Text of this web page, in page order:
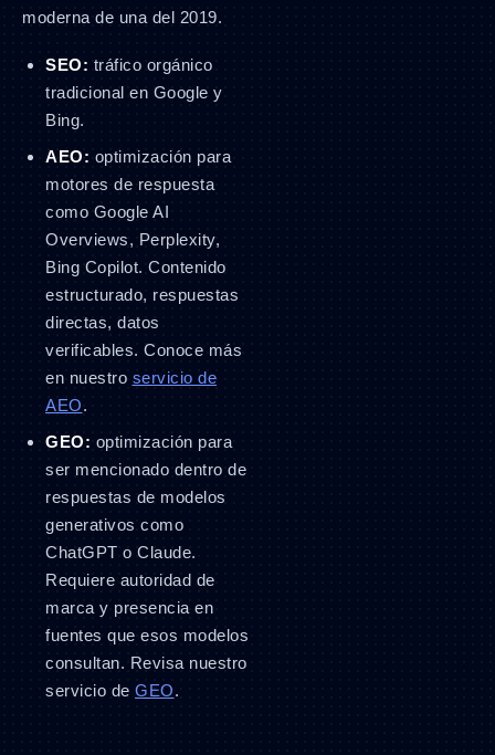
moderna de una del 2019.
SEO: tráfico orgánico
tradicional en Google y
Bing.
AEO: optimización para
motores de respuesta
como Google AI
Overviews, Perplexity,
Bing Copilot. Contenido
estructurado, respuestas
directas, datos
verificables. Conoce más
en nuestro servicio de
AEO.
GEO: optimización para
ser mencionado dentro de
respuestas de modelos
generativos como
ChatGPT o Claude.
Requiere autoridad de
marca y presencia en
fuentes que esos modelos
consultan. Revisa nuestro
servicio de GEO.